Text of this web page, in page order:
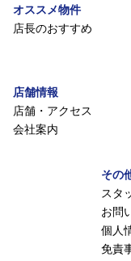
オススメ物件
店長のおすすめ
店舗情報
店舗・アクセス
会社案内
その
スタ
お問
個人
免責